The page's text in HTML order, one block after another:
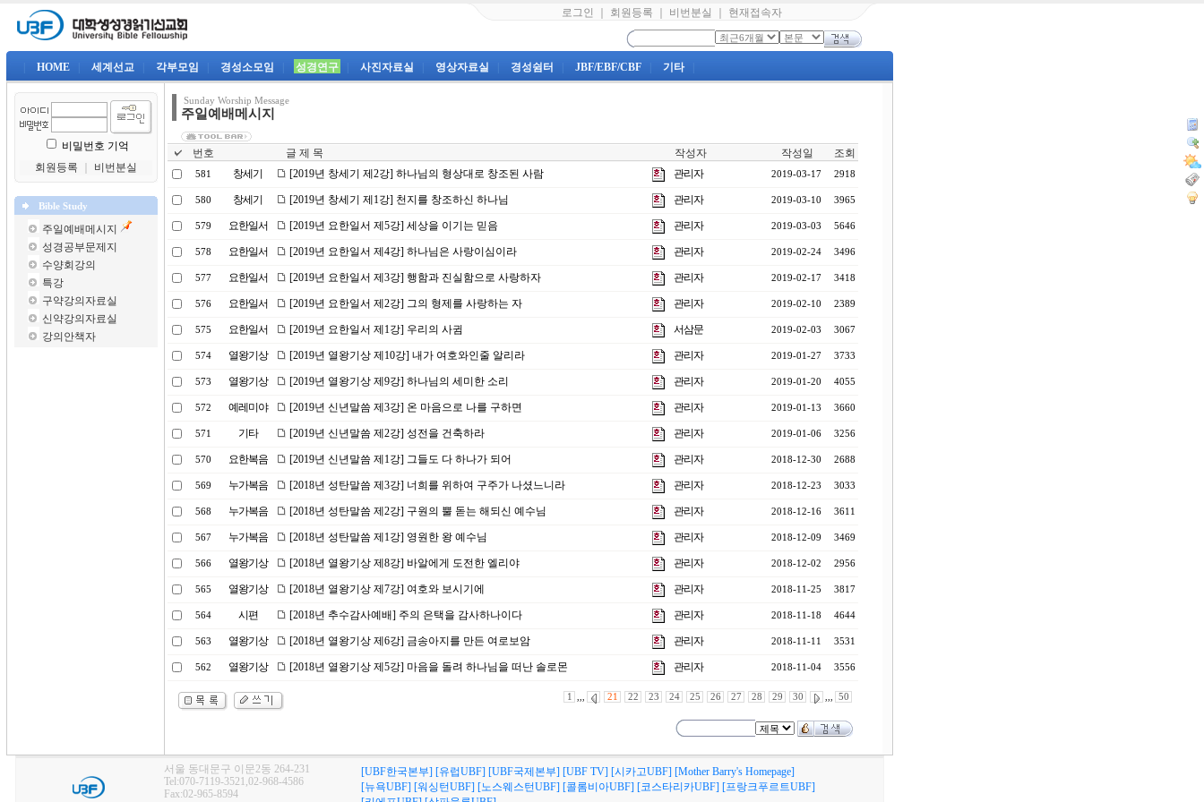
로그인 회원등록 비번분실 현재접속자
HOME 세계선교 각부모임 경성소모임 성경연구 사진자료실 영상자료실 경성쉼터 JBF/EBF/CBF 기타
비밀번호 기억
회원등록
비번분실
Bible Study
주일예배메시지
성경공부문제지
수양회강의
특강
구약강의자료실
신약강의자료실
강의안책자
Sunday Worship Message
주일예배메시지
번호 글 제 목 작성자 작성일 조회
581 창세기 [2019년 창세기 제2강] 하나님의 형상대로 창조된 사람 관리자 2019-03-17 2918
580 창세기 [2019년 창세기 제1강] 천지를 창조하신 하나님 관리자 2019-03-10 3965
579 요한일서 [2019년 요한일서 제5강] 세상을 이기는 믿음 관리자 2019-03-03 5646
578 요한일서 [2019년 요한일서 제4강] 하나님은 사랑이심이라 관리자 2019-02-24 3496
577 요한일서 [2019년 요한일서 제3강] 행함과 진실함으로 사랑하자 관리자 2019-02-17 3418
576 요한일서 [2019년 요한일서 제2강] 그의 형제를 사랑하는 자 관리자 2019-02-10 2389
575 요한일서 [2019년 요한일서 제1강] 우리의 사귐 서삼문 2019-02-03 3067
574 열왕기상 [2019년 열왕기상 제10강] 내가 여호와인줄 알리라 관리자 2019-01-27 3733
573 열왕기상 [2019년 열왕기상 제9강] 하나님의 세미한 소리 관리자 2019-01-20 4055
572 예레미야 [2019년 신년말씀 제3강] 온 마음으로 나를 구하면 관리자 2019-01-13 3660
571 기타 [2019년 신년말씀 제2강] 성전을 건축하라 관리자 2019-01-06 3256
570 요한복음 [2019년 신년말씀 제1강] 그들도 다 하나가 되어 관리자 2018-12-30 2688
569 누가복음 [2018년 성탄말씀 제3강] 너희를 위하여 구주가 나셨느니라 관리자 2018-12-23 3033
568 누가복음 [2018년 성탄말씀 제2강] 구원의 뿔 돋는 해되신 예수님 관리자 2018-12-16 3611
567 누가복음 [2018년 성탄말씀 제1강] 영원한 왕 예수님 관리자 2018-12-09 3469
566 열왕기상 [2018년 열왕기상 제8강] 바알에게 도전한 엘리야 관리자 2018-12-02 2956
565 열왕기상 [2018년 열왕기상 제7강] 여호와 보시기에 관리자 2018-11-25 3817
564 시편 [2018년 추수감사예배] 주의 은택을 감사하나이다 관리자 2018-11-18 4644
563 열왕기상 [2018년 열왕기상 제6강] 금송아지를 만든 여로보암 관리자 2018-11-11 3531
562 열왕기상 [2018년 열왕기상 제5강] 마음을 돌려 하나님을 떠난 솔로몬 관리자 2018-11-04 3556
1 ,,, 21 22 23 24 25 26 27 28 29 30 ,,, 50
서울 동대문구 이문2동 264-231
Tel:070-7119-3521,02-968-4586
Fax:02-965-8594
[UBF한국본부] [유럽UBF] [UBF국제본부] [UBF TV] [시카고UBF] [Mother Barry's Homepage]
[뉴욕UBF] [워싱턴UBF] [노스웨스턴UBF] [콜롬비아UBF] [코스타리카UBF] [프랑크푸르트UBF]